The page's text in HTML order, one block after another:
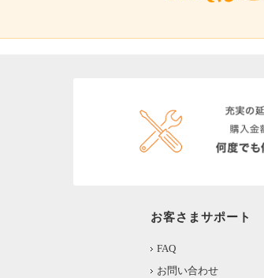
お客さまサポート
FAQ
お問い合わせ